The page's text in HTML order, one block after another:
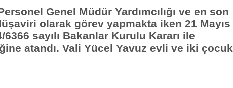
Genel Müdür Yardımcılığı ve en son
olarak görev yapmakta iken 21 Mayıs
sayılı Bakanlar Kurulu Kararı ile
atandı. Vali Yücel Yavuz evli ve iki çocuk